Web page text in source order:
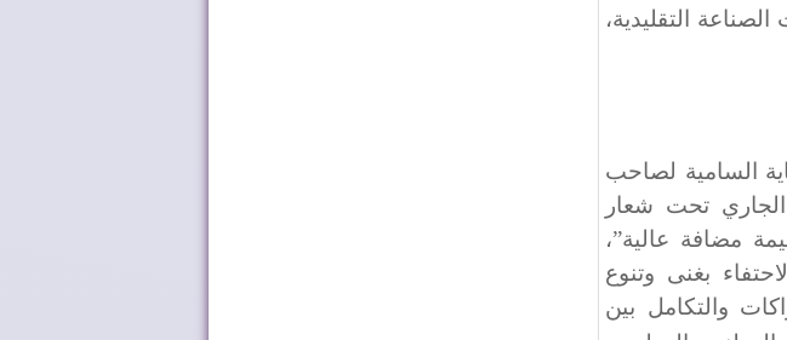
التقليدية،
السامية لصاحب
في الفترة من 9 إلى 15 فبراير الجاري تحت شعار
مضافة عالية”،
بغنى وتنوع
والتكامل بين